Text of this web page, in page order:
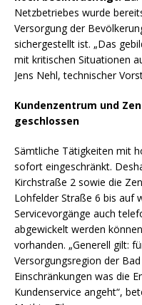
Netzbetriebes wurde
Versorgung der
sichergestellt ist. „Das
mit kritischen Situationen
Jens Nehl, technischer
Kundenzentrum und
geschlossen
Sämtliche Tätigkeiten mit
sofort eingeschränkt.
Kirchstraße 2 sowie die
Lohfelder Straße 6 bis auf
Servicevorgänge auch
abgewickelt werden
vorhanden. „Generell gilt:
Versorgungsregion der
Einschränkungen was die
Kundenservice angeht“,